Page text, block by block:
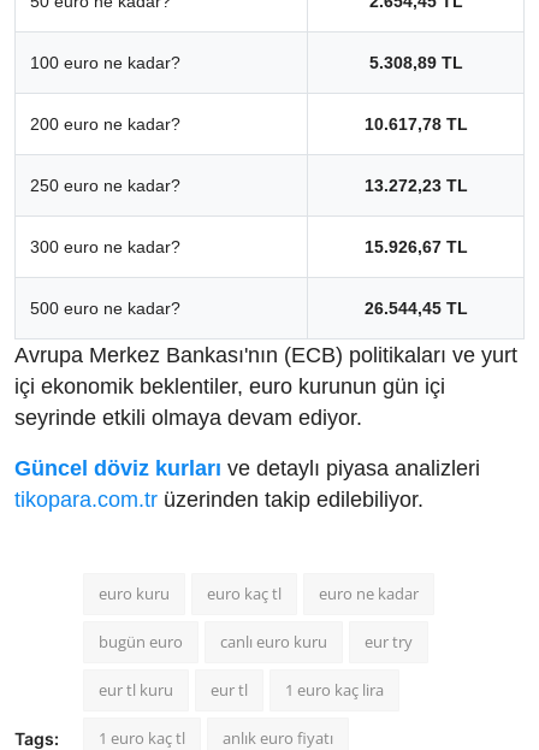
100 euro ne kadar? 5.308,89 TL
200 euro ne kadar? 10.617,78 TL
250 euro ne kadar? 13.272,23 TL
300 euro ne kadar? 15.926,67 TL
500 euro ne kadar? 26.544,45 TL
Avrupa Merkez Bankası'nın (ECB) politikaları ve yurt
içi ekonomik beklentiler, euro kurunun gün içi
seyrinde etkili olmaya devam ediyor.
Güncel döviz kurları ve detaylı piyasa analizleri
tikopara.com.tr üzerinden takip edilebiliyor.
Tags:
euro kuru euro kaç tl euro ne kadar
bugün euro canlı euro kuru eur try
eur tl kuru eur tl 1 euro kaç lira
1 euro kaç tl anlık euro fiyatı